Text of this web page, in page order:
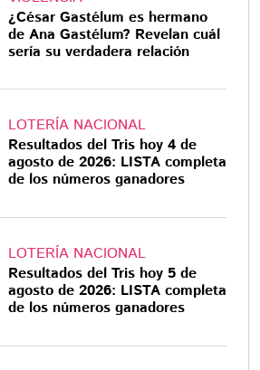
¿César Gastélum es hermano
de Ana Gastélum? Revelan cuál
sería su verdadera relación
LOTERÍA NACIONAL
Resultados del Tris hoy 4 de
agosto de 2026: LISTA completa
de los números ganadores
LOTERÍA NACIONAL
Resultados del Tris hoy 5 de
agosto de 2026: LISTA completa
de los números ganadores